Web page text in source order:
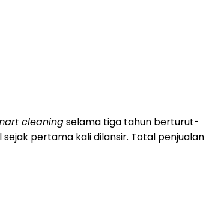
cleaningselama tiga tahun berturut-
pertama kali dilansir. Total penjualan